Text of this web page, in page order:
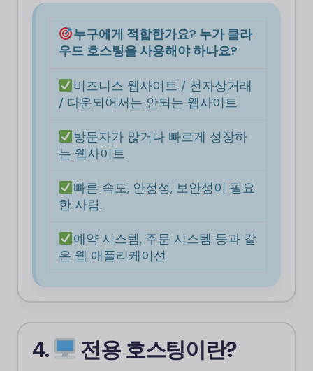
누구에게 적합한가요? 누가 클라
우드 호스팅을 사용해야 하나요?
비즈니스 웹사이트 / 전자상거래
/ 다운되어서는 안되는 웹사이트
방문자가 많거나 빠르게 성장하
는 웹사이트
빠른 속도, 안정성, 보안성이 필요
한 사람.
예약 시스템, 주문 시스템 등과 같
은 웹 애플리케이션
4. 전용 호스팅이란?